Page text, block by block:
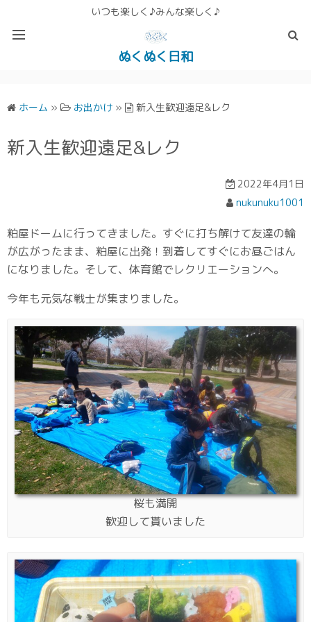
いつも楽しく♪みんな楽しく♪
ぬくぬく日和
ホーム » お出かけ » 新入生歓迎遠足&レク
新入生歓迎遠足&レク
2022年4月1日
nukunuku1001
粕屋ドームに行ってきました。すぐに打ち解けて友達の輪
が広がったまま、粕屋に出発！到着してすぐにお昼ごはん
になりました。そして、体育館でレクリエーションへ。
今年も元気な戦士が集まりました。
桜も満開
歓迎して貰いました